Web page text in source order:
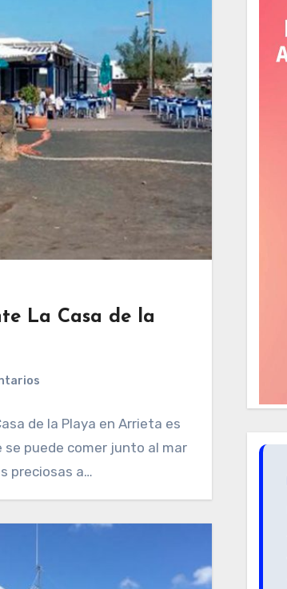
La Casa de la
de la Playa en Arrieta es
se puede comer junto al mar
preciosas a…